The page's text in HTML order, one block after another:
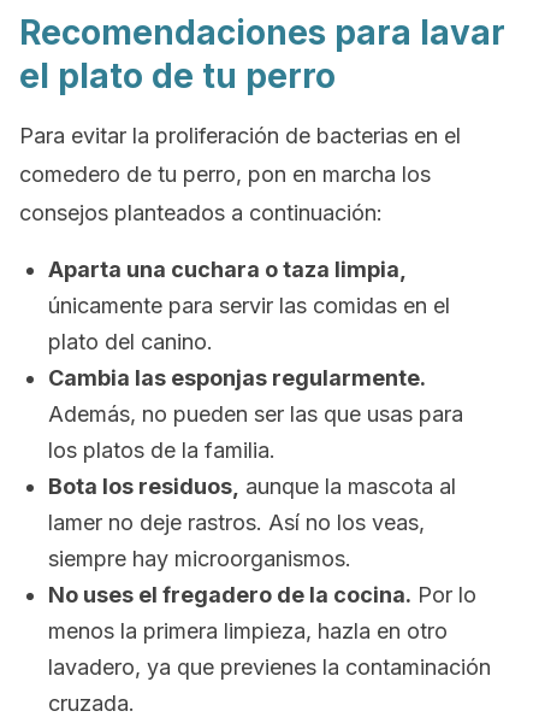
Recomendaciones para lavar
el plato de tu perro
Para evitar la proliferación de bacterias en el
comedero de tu perro, pon en marcha los
consejos planteados a continuación:
Aparta una cuchara o taza limpia,
únicamente para servir las comidas en el
plato del canino.
Cambia las esponjas regularmente.
Además, no pueden ser las que usas para
los platos de la familia.
Bota los residuos, aunque la mascota al
lamer no deje rastros. Así no los veas,
siempre hay microorganismos.
No uses el fregadero de la cocina. Por lo
menos la primera limpieza, hazla en otro
lavadero, ya que previenes la contaminación
cruzada.